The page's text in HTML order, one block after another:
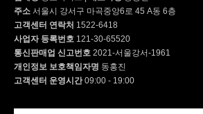
주소 서울시 강서구 마곡중앙6로 45 A동 6층
고객센터 연락처 1522-6418
사업자 등록번호 121-30-65520
통신판매업 신고번호 2021-서울강서-1961
개인정보 보호책임자명 동홍진
고객센터 운영시간09:00 - 19:00